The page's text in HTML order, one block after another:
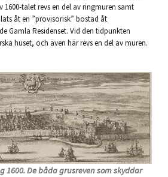
talet revs en del av ringmuren samt
åt en ”provisorisk” bostad åt
Gamla Residenset. Vid den tidpunkten
huset, och även här revs en del av muren.
1600. De båda grusreven som skyddar